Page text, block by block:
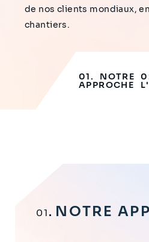
de nos clients mondiaux,
chantiers.
NOTRE
APPROCHE
01NOTRE